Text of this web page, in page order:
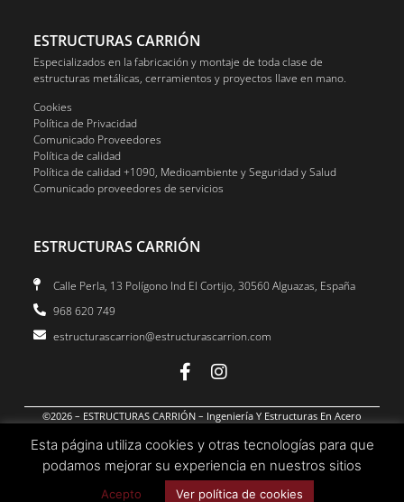
ESTRUCTURAS CARRIÓN
Especializados en la fabricación y montaje de toda clase de
estructuras metálicas, cerramientos y proyectos llave en mano.
Cookies
Política de Privacidad
Comunicado Proveedores
Política de calidad
Política de calidad +1090, Medioambiente y Seguridad y Salud
Comunicado proveedores de servicios
ESTRUCTURAS CARRIÓN
Calle Perla, 13 Polígono Ind El Cortijo, 30560 Alguazas, España
968 620 749
estructurascarrion@estructurascarrion.com
©2026 – ESTRUCTURAS CARRIÓN – Ingeniería Y Estructuras En Acero
Esta página utiliza cookies y otras tecnologías para que
podamos mejorar su experiencia en nuestros sitios
Acepto Ver política de cookies